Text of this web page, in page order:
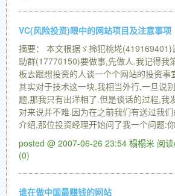
VC(风险投资)眼中的网站项目及注意事项
摘要： 本文根据ゞ掵犯桃埖(419169401)
助群(17770150)要做事,先做人.我记得我
板去跟想投资的人谈一个个网站的投资事
其实对于技术这一块,我相当外行,一旦说
题,那我只有出洋相了.但是谈话的过程,我
对来说并不难.因为在之前我们有送过我
介绍,那位投资经理开始问了我一个问题:
posted @ 2007-06-26 23:54 榻榻米 阅
(0)
谁在做中国最赚钱的网站